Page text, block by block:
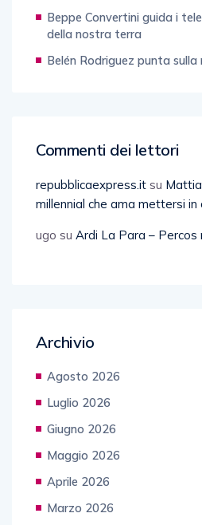
Beppe Convertini guida i
della nostra terra
Belén Rodriguez punta sulla
Commenti dei lettori
repubblicaexpress.it su
millennial che ama mettersi in
ugo su Ardi La Para – Percos
Archivio
Agosto 2026
Luglio 2026
Giugno 2026
Maggio 2026
Aprile 2026
Marzo 2026